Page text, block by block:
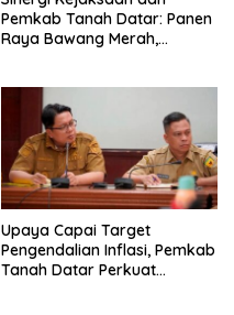
Pemkab Tanah Datar: Panen
Raya Bawang Merah,
Upaya Capai Target
Pengendalian Inflasi, Pemkab
Tanah Datar Perkuat